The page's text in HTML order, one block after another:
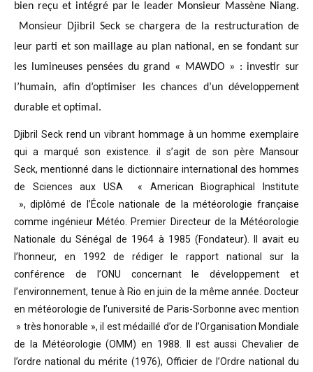
bien reçu et intégré par le leader Monsieur Massène Niang.
Monsieur Djibril Seck se chargera de la restructuration de
leur parti et son maillage au plan national, en se fondant sur
les lumineuses pensées du grand « MAWDO » : investir sur
l’humain, afin d’optimiser les chances d’un développement
durable et optimal.
Djibril Seck rend un vibrant hommage à un homme exemplaire
qui a marqué son existence. il s’agit de son père Mansour
Seck,mentionné dans le dictionnaire international des hommes
de Sciences aux USA « American Biographical Institute
», diplômé de l’École nationale de la météorologie française
comme ingénieur Météo. Premier Directeur de la Météorologie
Nationale du Sénégal de 1964 à 1985 (Fondateur). Il avait eu
l’honneur, en 1992 de rédiger le rapport national sur la
conférence de l’ONU concernant le développement et
l’environnement, tenue à Rio en juin de la même année.
Docteur
en météorologie de l’université de Paris-Sorbonne avec mention
» très honorable », il est médaillé d’or de l’Organisation Mondiale
de la Météorologie (OMM) en 1988. Il est aussi Chevalier de
l’ordre national du mérite (1976), Officier de l’Ordre national du